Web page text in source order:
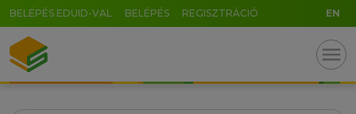
BELÉPÉS EDUID-VAL BELÉPÉS REGISZTRÁCIÓ EN
menu